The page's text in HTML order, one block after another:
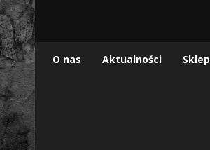
O nas Aktualności Sklep